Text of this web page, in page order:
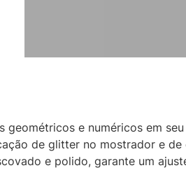
geométricos e numéricos em
de glitter no mostrador e
e polido, garante um